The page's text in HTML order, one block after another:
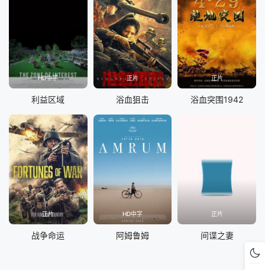
HD中字
利益区域
正片
浴血狙击
正片
浴血突围1942
正片
战争命运
HD中字
阿姆鲁姆
正片
间谍之妻